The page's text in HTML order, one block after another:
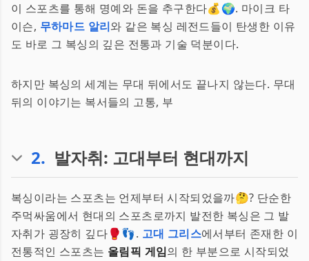
이 스포츠를 통해 명예와 돈을 추구한다💰🌍. 마이크 타
이슨, 무하마드 알리와 같은 복싱 레전드들이 탄생한 이유
도 바로 그 복싱의 깊은 전통과 기술 덕분이다.
하지만 복싱의 세계는 무대 뒤에서도 끝나지 않는다. 무대
뒤의 이야기는 복서들의 고통, 부
2. 발자취: 고대부터 현대까지
복싱이라는 스포츠는 언제부터 시작되었을까🤔? 단순한
주먹싸움에서 현대의 스포츠로까지 발전한 복싱은 그 발
자취가 굉장히 깊다🥊👣. 고대 그리스에서부터 존재한 이
전통적인 스포츠는 올림픽 게임의 한 부분으로 시작되었